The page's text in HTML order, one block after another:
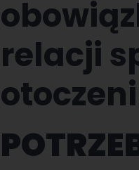
relacji